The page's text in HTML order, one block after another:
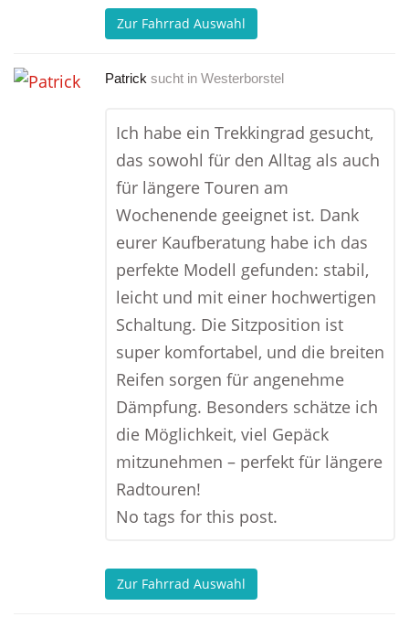
Zur Fahrrad Auswahl
Patrick sucht in Westerborstel
Ich habe ein Trekkingrad gesucht,
das sowohl für den Alltag als auch
für längere Touren am
Wochenende geeignet ist. Dank
eurer Kaufberatung habe ich das
perfekte Modell gefunden: stabil,
leicht und mit einer hochwertigen
Schaltung. Die Sitzposition ist
super komfortabel, und die breiten
Reifen sorgen für angenehme
Dämpfung. Besonders schätze ich
die Möglichkeit, viel Gepäck
mitzunehmen – perfekt für längere
Radtouren!
No tags for this post.
Zur Fahrrad Auswahl